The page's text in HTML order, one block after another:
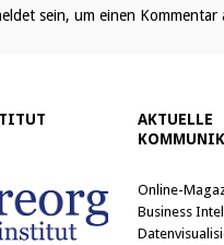
sein, um einen Kommentar
AKTUELLE
Online-
Business